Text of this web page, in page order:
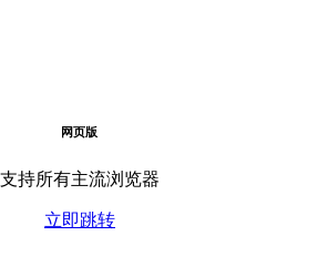
网页版
支持所有主流浏览器
立即跳转